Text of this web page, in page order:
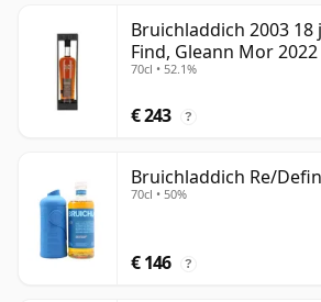
Bruichladdich 2003 18
Find, Gleann Mor
Cask 19295
70cl • 52.1%
€ 243 ?
Bruichladdich Re/
70cl • 50%
€ 146 ?